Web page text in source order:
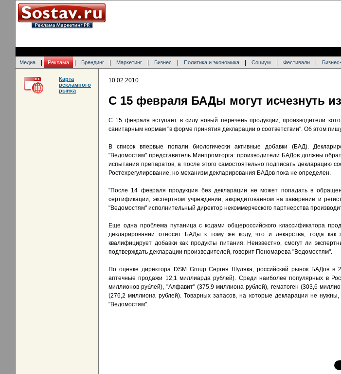
Медиа Реклама Брендинг Маркетинг Бизнес Политика и экономика Социум Фестивали
10.02.2010
С 15 февраля БАДы могут исчезнуть
С 15 февраля вступает в силу новый перечень продукции, производители
санитарным нормам "в форме принятия декларации о соответствии". Об этом
В список впервые попали биологически активные добавки (БАД).
"Ведомостям" представитель Минпромторга: производители БАДов должны
испытания препаратов, а после этого самостоятельно подписать декларацию
Ростехрегулирование, но механизм декларирования БАДов пока не определен.
"После 14 февраля продукция без декларации не может попадать в
сертификации, экспертном учреждении, аккредитованном на заверение и
"Ведомостям" исполнительный директор некоммерческого партнерства
Еще одна проблема путаница с кодами общероссийского классификатора
декларировании относит БАДы к тому же коду, что и лекарства, тогда как
квалифицирует добавки как продукты питания. Неизвестно, смогут ли
подтверждать декларации производителей, говорит Пономарева "Ведомостям".
По оценке директора DSM Group Сергея Шуляка, российский рынок БАДов в
аптечные продажи 12,1 миллиарда рублей). Среди наиболее популярных в
миллионов рублей), "Алфавит" (375,9 миллиона рублей), гематоген (303,6
(276,2 миллиона рублей). Товарных запасов, на которые декларации не
"Ведомостям".
Карта
рекламного
рынка